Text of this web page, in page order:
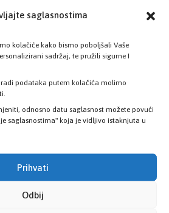
saglasnostima
kolačiće kako bismo poboljšali Vaše
sadržaj, te pružili sigurne I
podataka putem kolačića molimo
odnosno datu saglasnost možete povući
saglasnostima" koja je vidljivo istaknjuta u
Prihvati
Odbij
vaše elektronske
kartice
STATUS